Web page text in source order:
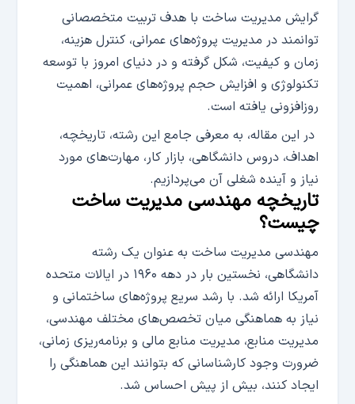
گرایش مدیریت ساخت با هدف تربیت متخصصانی
توانمند در مدیریت پروژه‌های عمرانی، کنترل هزینه،
زمان و کیفیت، شکل گرفته و در دنیای امروز با توسعه
تکنولوژی و افزایش حجم پروژه‌های عمرانی، اهمیت
روزافزونی یافته است.
در این مقاله، به معرفی جامع این رشته، تاریخچه،
اهداف، دروس دانشگاهی، بازار کار، مهارت‌های مورد
نیاز و آینده شغلی آن می‌پردازیم.
تاریخچه مهندسی مدیریت ساخت
چیست؟
مهندسی مدیریت ساخت به ‌عنوان یک رشته
دانشگاهی، نخستین بار در دهه ۱۹۶۰ در ایالات متحده
آمریکا ارائه شد. با رشد سریع پروژه‌های ساختمانی و
نیاز به هماهنگی میان تخصص‌های مختلف مهندسی،
مدیریت منابع، مدیریت منابع مالی و برنامه‌ریزی زمانی،
ضرورت وجود کارشناسانی که بتوانند این هماهنگی را
ایجاد کنند، بیش از پیش احساس شد.